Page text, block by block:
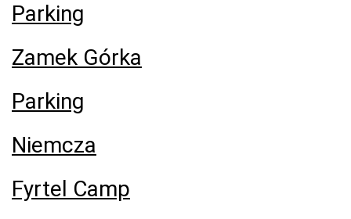
Parking
Zamek Górka
Parking
Niemcza
Fyrtel Camp